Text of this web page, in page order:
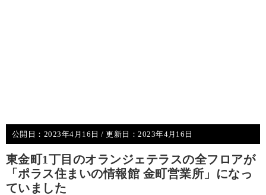
公開日： 2023年4月16日 / 更新日：2023年4月16日
東金町1丁目のオランジェテラスの全フロアが
「ポラス住まいの情報館 金町営業所」になっ
ていました